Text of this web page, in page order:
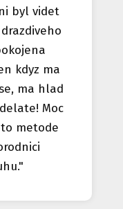
byl videt
kdyz ma
ma hlad
Moc
metode